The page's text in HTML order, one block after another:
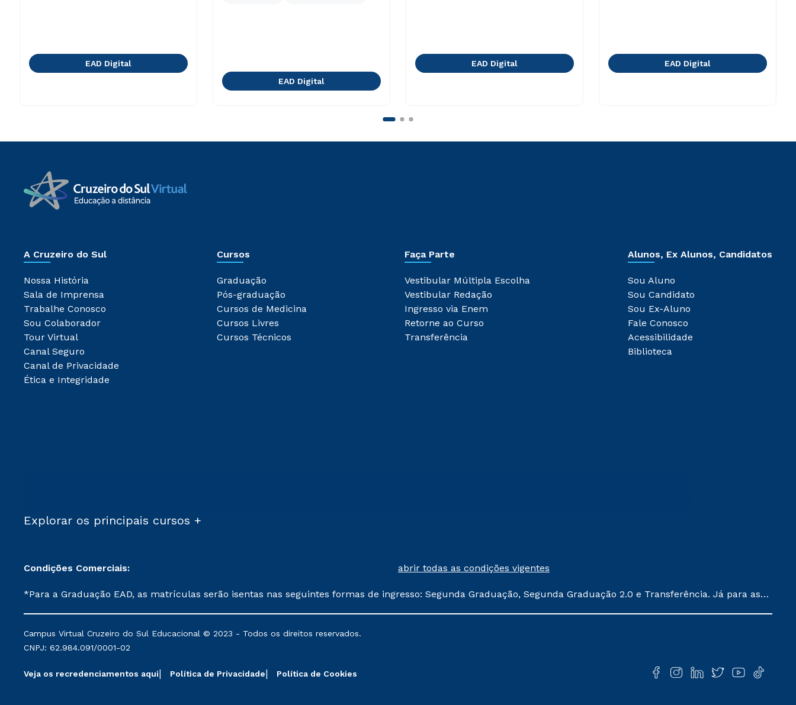
EAD Digital
EAD Digital
EAD Digital EAD Digital
A Cruzeiro do Sul
Nossa História
Sala de Imprensa
Trabalhe Conosco
Sou Colaborador
Tour Virtual
Canal Seguro
Canal de Privacidade
Ética e Integridade
Cursos
Graduação
Pós-graduação
Cursos de Medicina
Cursos Livres
Cursos Técnicos
Faça Parte
Vestibular Múltipla Escolha
Vestibular Redação
Ingresso via Enem
Retorne ao Curso
Transferência
Alunos, Ex Alunos, Candidatos
Sou Aluno
Sou Candidato
Sou Ex-Aluno
Fale Conosco
Acessibilidade
Biblioteca
Explorar os principais cursos +
Condições Comerciais: abrir todas as condições vigentes
*Para a Graduação EAD, as matrículas serão isentas nas seguintes formas de ingresso: Segunda Graduação, Segunda Graduação 2.0 e Transferência. Já para as
mantidos conforme negociação. Descontos institucionais poderão sofrer alterações nos períodos de rematrícula conforme exposto no contrato de prestação de
serviços.
Campus Virtual Cruzeiro do Sul Educacional © 2023 - Todos os direitos reservados.
CNPJ: 62.984.091/0001-02
Veja os recredenciamentos aqui Política de Privacidade Política de Cookies